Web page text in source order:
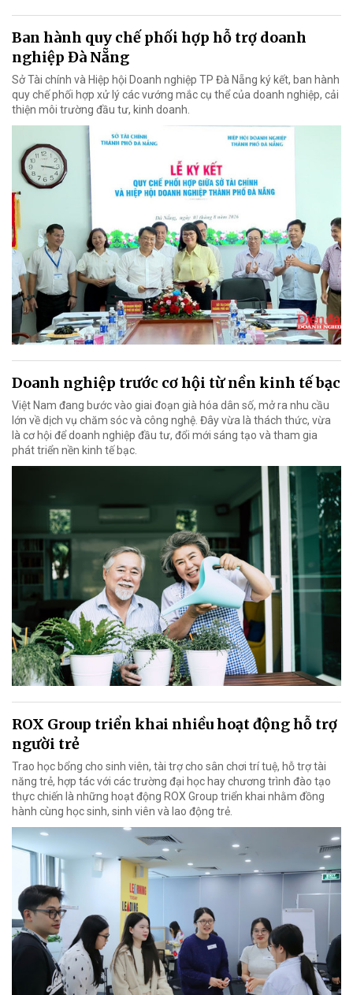
Ban hành quy chế phối hợp hỗ trợ doanh
nghiệp Đà Nẵng
Sở Tài chính và Hiệp hội Doanh nghiệp TP Đà Nẵng ký kết, ban hành
quy chế phối hợp xử lý các vướng mắc cụ thể của doanh nghiệp, cải
thiện môi trường đầu tư, kinh doanh.
Doanh nghiệp trước cơ hội từ nền kinh tế bạc
Việt Nam đang bước vào giai đoạn già hóa dân số, mở ra nhu cầu
lớn về dịch vụ chăm sóc và công nghệ. Đây vừa là thách thức, vừa
là cơ hội để doanh nghiệp đầu tư, đổi mới sáng tạo và tham gia
phát triển nền kinh tế bạc.
ROX Group triển khai nhiều hoạt động hỗ trợ
người trẻ
Trao học bổng cho sinh viên, tài trợ cho sân chơi trí tuệ, hỗ trợ tài
năng trẻ, hợp tác với các trường đại học hay chương trình đào tạo
thực chiến là những hoạt động ROX Group triển khai nhằm đồng
hành cùng học sinh, sinh viên và lao động trẻ.